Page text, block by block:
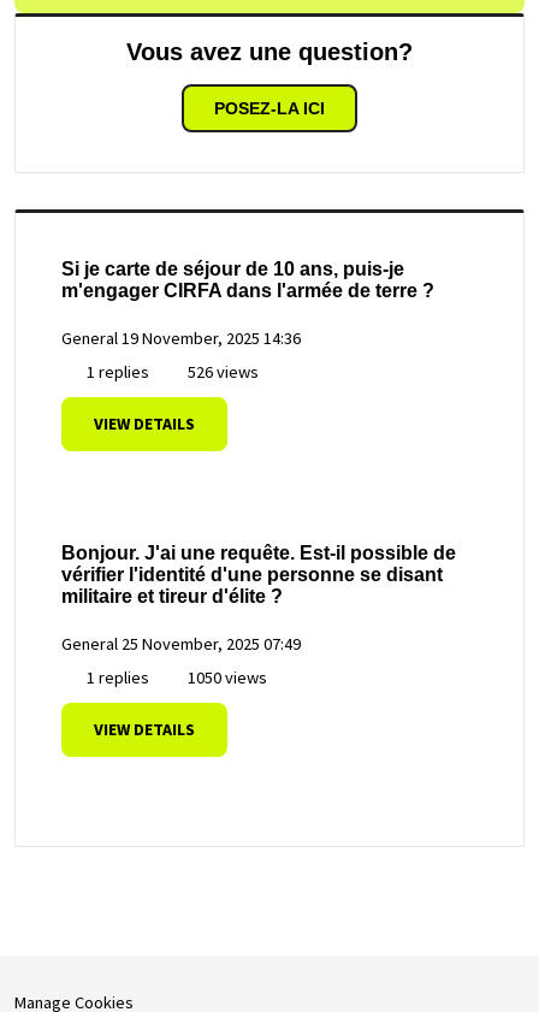
Vous avez une question?
POSEZ-LA ICI
Si je carte de séjour de 10 ans, puis-je
m'engager CIRFA dans l'armée de terre ?
General19 November, 2025 14:36
1 replies
526 views
VIEW DETAILS
Bonjour. J'ai une requête. Est-il possible de
vérifier l'identité d'une personne se disant
militaire et tireur d'élite ?
General 25 November, 2025 07:49
1 replies
1050 views
VIEW DETAILS
Manage Cookies